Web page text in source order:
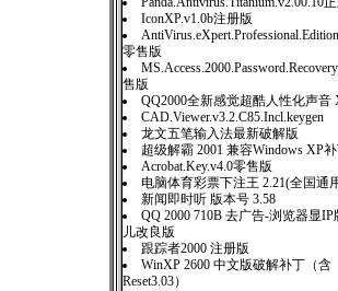
IconXP.v1.0b注册版
零售版
售版
QQ2000全新感觉超酷人性化声音
CAD.Viewer.v3.2.C85.Incl.keygen
龙文五笔输入法最新破解版
超级解霸 2001 兼容Windows XP
Acrobat.Key.v4.0零售版
电脑体育彩票下注王 2.21(全国通
新闻即时听 版本号 3.58
QQ 2000 710B 去广告-浏览器显IP
儿改良版
跟踪者2000 注册版
WinXP 2600 中文版破解补丁（含
Reset3.03）